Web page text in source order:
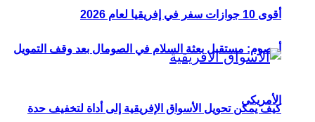
أوصوم: مستقبل بعثة السلام في الصومال بعد وقف التمويل
الأمريكي
أقوى 10 جوازات سفر في إفريقيا لعام 2026
كيف يمكن تحويل الأسواق الإفريقية إلى أداة لتخفيف حدة